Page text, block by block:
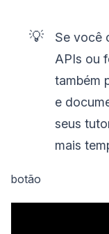
💡
Se você
APIs ou
também
e
seus
mais
botão